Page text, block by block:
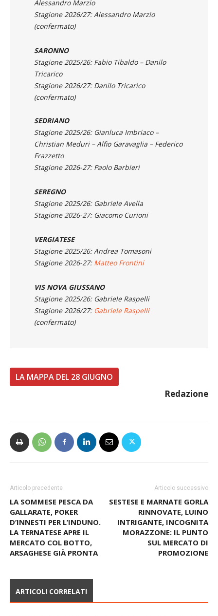
(confermato)
SARONNO
Tricarico
Stagione 2026/27: Danilo Tricarico
(confermato)
SEDRIANO
Christian Meduri – Alfio Garavaglia – Federico
Frazzetto
Stagione 2026-27: Paolo Barbieri
SEREGNO
Stagione 2026-27: Giacomo Curioni
VERGIATESE
Stagione 2026-27:
VIS NOVA GIUSSANO
Stagione 2026/27:Gabriele Raspelli
(confermato)
LA SOMMESE PESCA DA
GALLARATE, POKER
D’INNESTI PER L’INDUNO.
LA TERNATESE APRE IL
MERCATO COL BOTTO,
ARSAGHESE GIÀ PRONTA
SESTESE E MARNATE GORLA
INTRIGANTE, INCOGNITA
MORAZZONE: IL PUNTO
SUL MERCATO DI
PROMOZIONE
COMINCIA LA CACCIA ALLA SERIE